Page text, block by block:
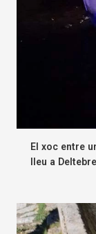
El xoc entre
lleu a Deltebre